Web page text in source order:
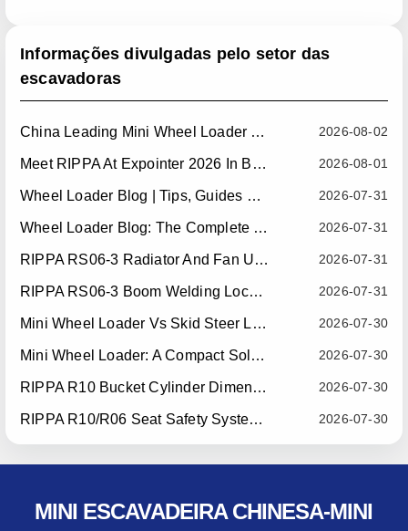
Informações divulgadas pelo setor das
escavadoras
2026-08-02
China Leading Mini Wheel Loader Supplier: Reliable Compact Wheel Loaders For Global Markets
2026-08-01
Meet RIPPA At Expointer 2026 In Brazil
2026-07-31
Wheel Loader Blog | Tips, Guides & Attachments
2026-07-31
Wheel Loader Blog: The Complete Guide To Wheel Loaders For Construction, Agriculture, And Material Handling
2026-07-31
RIPPA RS06-3 Radiator And Fan Upgrade — Effective July 10, 2026
2026-07-31
RIPPA RS06-3 Boom Welding Locating Bar Optimization — Effective July 15, 2026
2026-07-30
Mini Wheel Loader Vs Skid Steer Loader: Which Compact Machine Is Better For Your Business?
2026-07-30
Mini Wheel Loader: A Compact Solution For Efficient Material Handling
2026-07-30
RIPPA R10 Bucket Cylinder Dimension Optimization — Effective July 15, 2026
2026-07-30
RIPPA R10/R06 Seat Safety System Upgrade — Effective July 22, 2026
MINI ESCAVADEIRA CHINESA-MINI